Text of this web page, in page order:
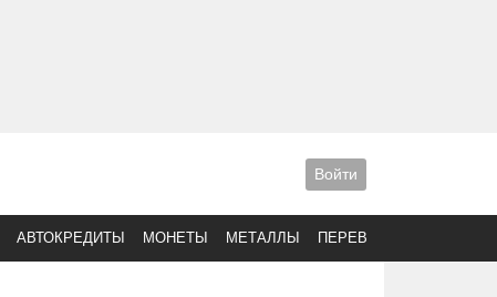
Войти
АВТОКРЕДИТЫ МОНЕТЫ МЕТАЛЛЫ ПЕРЕВОДЫ